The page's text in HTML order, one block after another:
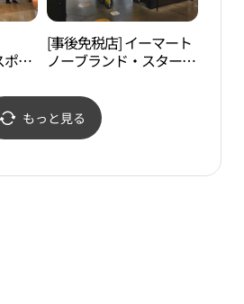
ポル
店
타
[事後免税店] イーマート
ノーブランド・スターフ
店(노브랜드 스타필드 하
남점)
もっと見る